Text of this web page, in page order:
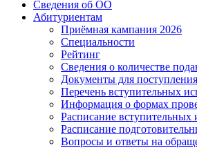
Сведения об ОО
Абитуриентам
Приёмная кампания 2026
Специальности
Рейтинг
Сведения о количестве
Документы для поступления
Перечень вступительных
Информация о формах
Расписание вступительных
Расписание
Вопросы и ответы на